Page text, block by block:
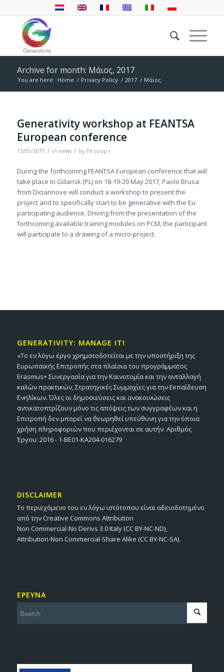
Archive for month: Μάιος, 2017
You are here: Home / Privacy Policy / 2017 / Μάιος
Generativity workshop at FEANTSA
European conference
13/05/2017 / in news / by 19.coop r
During the forthcoming FEANTSA European conference that will
take place in Gdansk (PL) on 18-19-20 May 2017, Paolo Brusa
from Diciannove will conduct a workshop to present the
project and to specifically start to be generative with the Eu
participating audience. Driving from the presentation of the
forthcoming available training modules on PCM, the participant
will participate to a drawing of a micro-project.
GENERATIVITY: MANAGE IT!
«Το εν λόγω έργο χρηματοδοτείται με την υποστήριξη της
Ευρωπαϊκής Επιτροπής στα πλαίσια του προγράμματος
Erasmus+ Συνεργασία για την Καινοτομία και την ανταλλαγή
καλών πρακτικών, Στρατηγικές Συμμαχίες για την Εκπαίδευση
Ενηλίκων. Όλες οι δημοσιεύσεις και ανακοινώσεις
αντικατοπτρίζουν μόνο τις απόψεις των συγγραφέων και η
Επιτροπή δεν μπορεί να θεωρηθεί υπεύθυνη για την όποια
χρήση πληροφοριών που περιέχονται σε αυτήν. Αριθμός
Έργου: 2016 - 1-BE01-KA204-016279
DISCLAIMER
Το περιεχόμενο του εν λόγω ιστότοπου είναι αδειοδοτημένο
από την Creative Commons Attribution
Non Commercial-No Derivs 3.0 Italy (CC BY-NC-ND),
Attribution-Non Commercial-Share Alike (CC BY-NC-SA).
ΕΡΕΥΝΑ